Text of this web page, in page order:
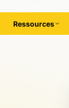
Ressources